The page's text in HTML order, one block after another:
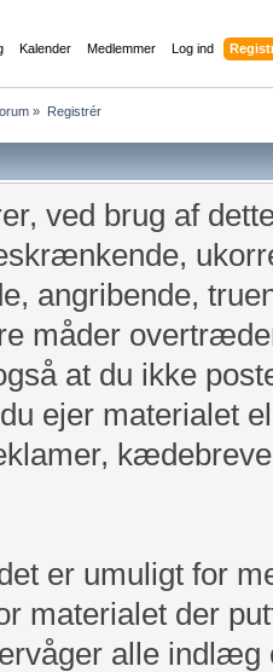
Kalender Medlemmer Log ind
» Registrér
ved brug af
angribende,
måder
at du ikke
ejer materialet
er umuligt for
materialet der
alle indlæg